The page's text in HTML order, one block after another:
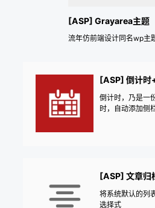
[ASP] Grayarea主题
流年仿前端设计同名wp主
[ASP] 倒计时
倒计时，乃是一
时，自动添加侧
[ASP] 文章归
将系统默认的列
选择式